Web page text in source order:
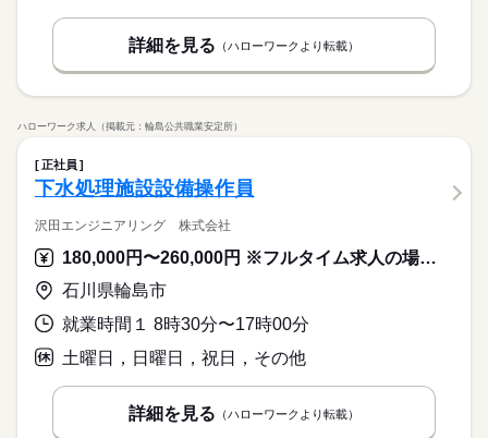
詳細を見る （ハローワークより転載）
ハローワーク求人（掲載元：輪島公共職業安定所）
正社員
下水処理施設設備操作員
沢田エンジニアリング 株式会社
180,000円〜260,000円 ※フルタイム求人の場合は月額（換算額）、パート求人の場合は時間額を表示しています。
石川県輪島市
就業時間１ 8時30分〜17時00分
土曜日，日曜日，祝日，その他
詳細を見る （ハローワークより転載）